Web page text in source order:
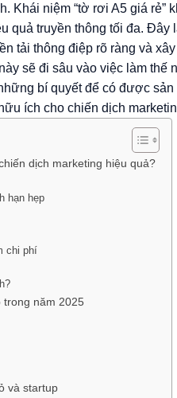
Khái niệm “tờ rơi A5 giá rẻ”
quả truyền thông tối đa.
tải thông điệp rõ ràng và
sẽ đi sâu vào việc làm thế
bí quyết để có được
ích cho chiến dịch
dịch marketing hiệu quả?
hạn hẹp
chi phí
năm 2025
và startup